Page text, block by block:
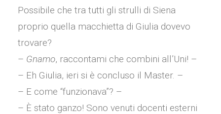
Possibile che tra tutti gli strulli di Siena
proprio quella macchietta di Giulia dovevo
trovare?
– Gnamo, raccontami che combini all’Uni! –
– Eh Giulia, ieri si è concluso il Master. –
– E come “funzionava”? –
– È stato ganzo! Sono venuti docenti esterni